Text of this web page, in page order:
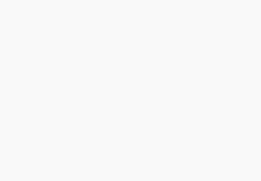
kapsamındadır: